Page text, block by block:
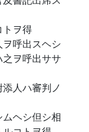
トヲ得
呼出スヘシ
ヲ呼出ササ
人ハ審判ノ
ヘシ但シ相